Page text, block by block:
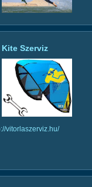
Kite Szerviz
vitorlaszerviz.hu/